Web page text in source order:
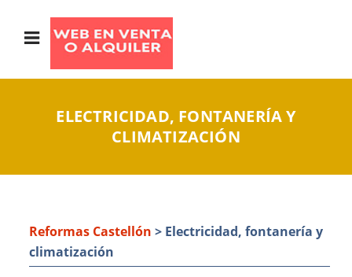
ELECTRICIDAD, FONTANERÍA Y
CLIMATIZACIÓN
Reformas Castellón > Electricidad, fontanería y
climatización